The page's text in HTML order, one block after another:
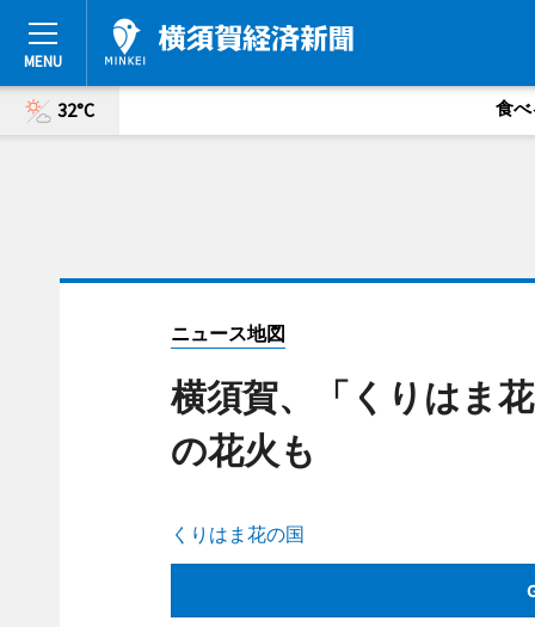
32°C 食べ
ニュース地図
横須賀、「くりはま
の花火も
くりはま花の国